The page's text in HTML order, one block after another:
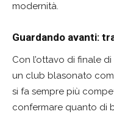
modernità.
Guardando avanti:
Con l’ottavo di finale
un club blasonato
si fa sempre più
confermare quanto di